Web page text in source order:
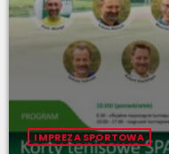
IMPREZA SPORTOWA